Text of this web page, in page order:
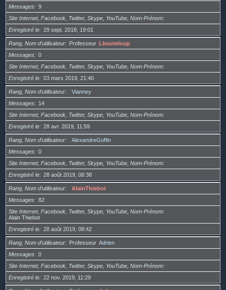
Messages
9
Site Internet, Facebook, Twitter, Skype, YouTube, Nom-Prénom
Enregistré le
29 sept. 2018, 19:01
Rang, Nom d’utilisateur Professeur Lbouteloup
Messages
0
Site Internet, Facebook, Twitter, Skype, YouTube, Nom-Prénom
Enregistré le
03 mars 2019, 21:40
Rang, Nom d’utilisateur
Vianney
Messages
14
Site Internet, Facebook, Twitter, Skype, YouTube, Nom-Prénom
Enregistré le
28 avr. 2019, 11:59
Rang, Nom d’utilisateur
AlexandreGoffin
Messages
0
Site Internet, Facebook, Twitter, Skype, YouTube, Nom-Prénom
Enregistré le
28 août 2019, 08:38
Rang, Nom d’utilisateur
AlainThiebot
Messages
82
Site Internet, Facebook, Twitter, Skype, YouTube, Nom-Prénom
Alain Thiebot
Enregistré le
28 août 2019, 08:42
Rang, Nom d’utilisateur Professeur Adrien
Messages
0
Site Internet, Facebook, Twitter, Skype, YouTube, Nom-Prénom
Enregistré le
22 nov. 2019, 11:29